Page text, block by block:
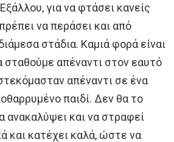
για να φτάσει κανείς
να περάσει και από
στάδια. Καμιά φορά είναι
σταθούμε απέναντι στον εαυτό
απέναντι σε ένα
παιδί. Δεν θα το
ανακαλύψει και να στραφεί
και κατέχει καλά, ώστε να